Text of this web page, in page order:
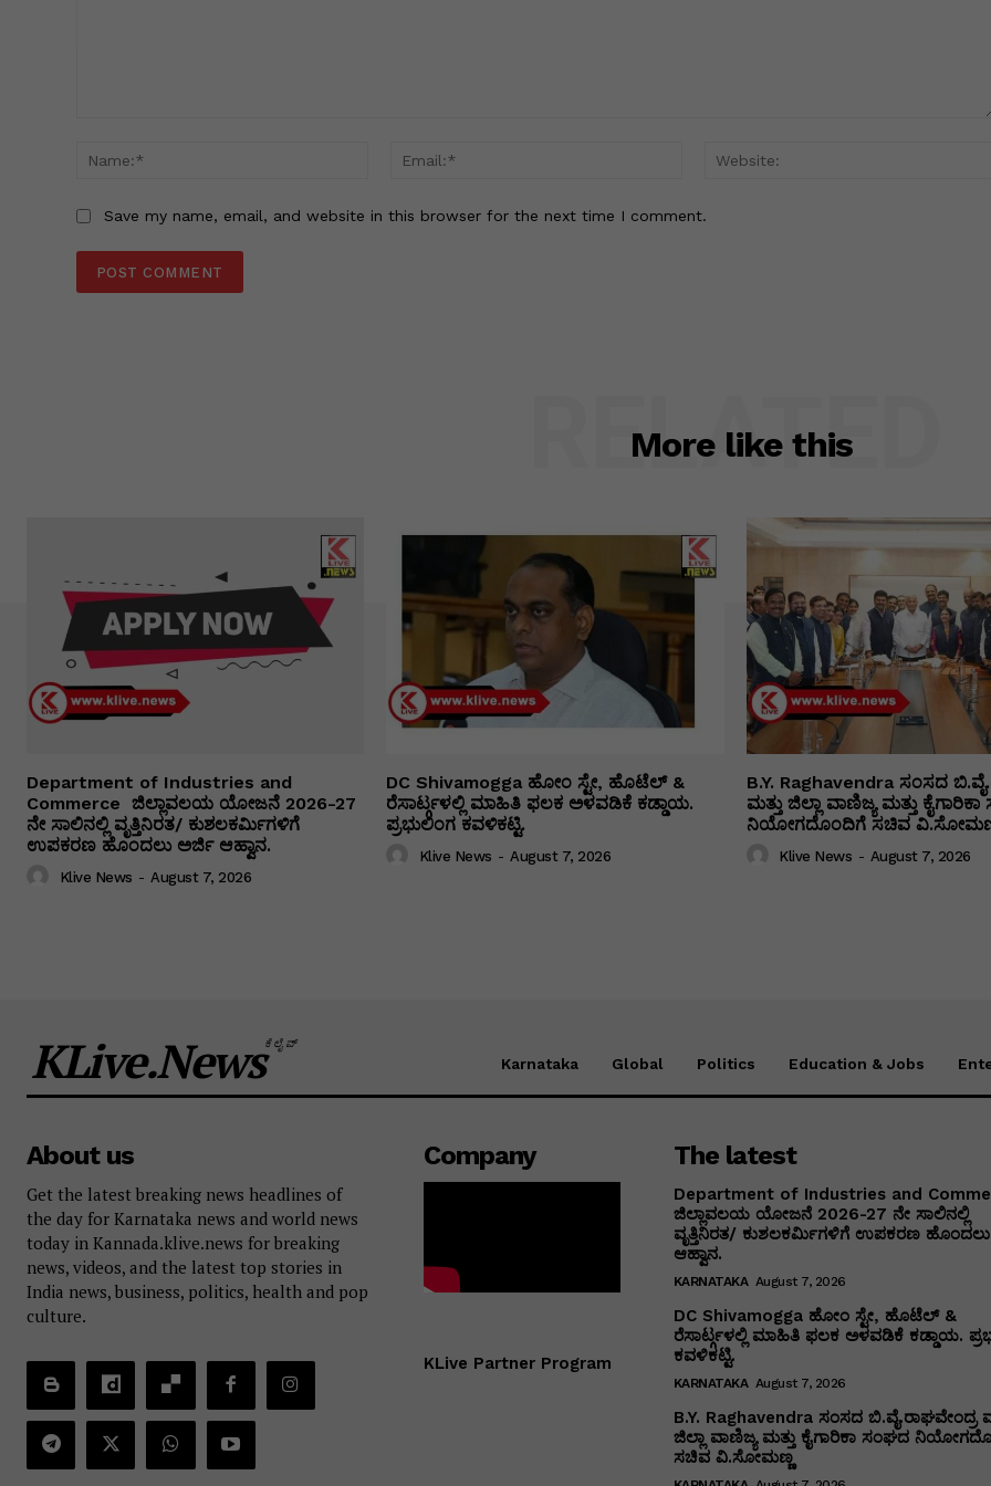
Name:*
Email:*
Save my name, email, and website in this browser for the next time I comment.
More like this
RELATED
Department of Industries and
Commerce ಜಿಲ್ಲಾವಲಯ ಯೋಜನೆ 2026-27
ನೇ ಸಾಲಿನಲ್ಲಿ ವೃತ್ತಿನಿರತ/ ಕುಶಲಕರ್ಮಿಗಳಿಗೆ
ಉಪಕರಣ ಹೊಂದಲು ಅರ್ಜಿ ಆಹ್ವಾನ.
Klive News - August 7, 2026
DC Shivamogga ಹೋಂ ಸ್ಟೇ, ಹೊಟೆಲ್ &
ರೆಸಾರ್ಟ್ಗಳಲ್ಲಿ ಮಾಹಿತಿ ಫಲಕ ಅಳವಡಿಕೆ ಕಡ್ಡಾಯ.
ಪ್ರಭುಲಿಂಗ ಕವಳಿಕಟ್ಟಿ.
Klive News - August 7, 2026
B.Y. Raghavendra ಸಂಸದ
ಮತ್ತು ಜಿಲ್ಲಾ ವಾಣಿಜ್ಯ ಮತ್ತು
ನಿಯೋಗದೊಂದಿಗೆ ಸಚಿವ
Klive News - August 7, 2026
KLive.Newsಕೆಲೈವ್
Karnataka Global Politics Education & Jobs
About us
Get the latest breaking news headlines of
the day for Karnataka news and world news
today in Kannada.klive.news for breaking
news, videos, and the latest top stories in
India news, business, politics, health and pop
culture.
Company
KLive Partner Program
The latest
Department of Industries and
ಜಿಲ್ಲಾವಲಯ ಯೋಜನೆ 2026-27 ನೇ ಸಾಲಿನಲ್ಲಿ
ವೃತ್ತಿನಿರತ/ ಕುಶಲಕರ್ಮಿಗಳಿಗೆ ಉಪಕರಣ
ಆಹ್ವಾನ.
KARNATAKA August 7, 2026
DC Shivamogga ಹೋಂ ಸ್ಟೇ, ಹೊಟೆಲ್ &
ರೆಸಾರ್ಟ್ಗಳಲ್ಲಿ ಮಾಹಿತಿ ಫಲಕ ಅಳವಡಿಕೆ ಕಡ್ಡಾಯ.
ಕವಳಿಕಟ್ಟಿ.
KARNATAKA August 7, 2026
B.Y. Raghavendra ಸಂಸದ ಬಿ.ವೈ.ರಾಘವೇಂದ್ರ
ಜಿಲ್ಲಾ ವಾಣಿಜ್ಯ ಮತ್ತು ಕೈಗಾರಿಕಾ ಸಂಘದ
ಸಚಿವ ವಿ‌.ಸೋಮಣ್ಣ